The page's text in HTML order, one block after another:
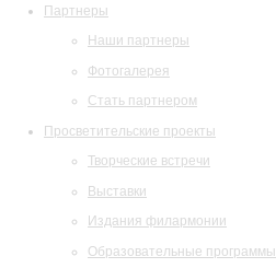
Партнеры
Наши партнеры
Фотогалерея
Стать партнером
Просветительские проекты
Творческие встречи
Выставки
Издания филармонии
Образовательные программы